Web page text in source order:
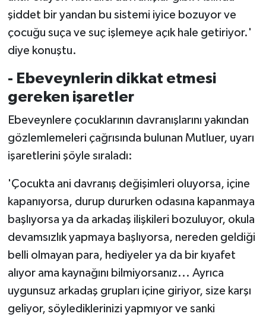
şiddet bir yandan bu sistemi iyice bozuyor ve
çocuğu suça ve suç işlemeye açık hale getiriyor.'
diye konuştu.
- Ebeveynlerin dikkat etmesi
gereken işaretler
Ebeveynlere çocuklarının davranışlarını yakından
gözlemlemeleri çağrısında bulunan Mutluer, uyarı
işaretlerini şöyle sıraladı:
'Çocukta ani davranış değişimleri oluyorsa, içine
kapanıyorsa, durup dururken odasına kapanmaya
başlıyorsa ya da arkadaş ilişkileri bozuluyor, okula
devamsızlık yapmaya başlıyorsa, nereden geldiği
belli olmayan para, hediyeler ya da bir kıyafet
alıyor ama kaynağını bilmiyorsanız... Ayrıca
uygunsuz arkadaş grupları içine giriyor, size karşı
geliyor, söylediklerinizi yapmıyor ve sanki